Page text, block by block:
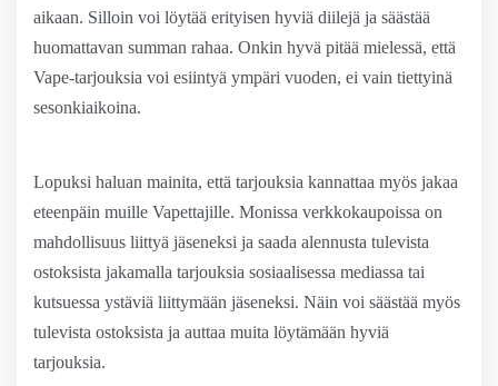
aikaan. Silloin voi löytää erityisen hyviä diilejä ja säästää
huomattavan summan rahaa. Onkin hyvä pitää mielessä, että
Vape-tarjouksia voi esiintyä ympäri vuoden, ei vain tiettyinä
sesonkiaikoina.
Lopuksi haluan mainita, että tarjouksia kannattaa myös jakaa
eteenpäin muille Vapettajille. Monissa verkkokaupoissa on
mahdollisuus liittyä jäseneksi ja saada alennusta tulevista
ostoksista jakamalla tarjouksia sosiaalisessa mediassa tai
kutsuessa ystäviä liittymään jäseneksi. Näin voi säästää myös
tulevista ostoksista ja auttaa muita löytämään hyviä
tarjouksia.